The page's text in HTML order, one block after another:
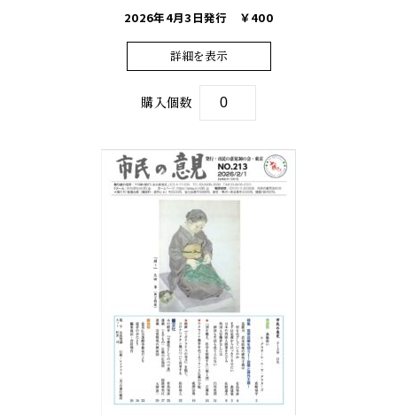
2026年4月3日発行 ￥400
詳細を表示
購入個数